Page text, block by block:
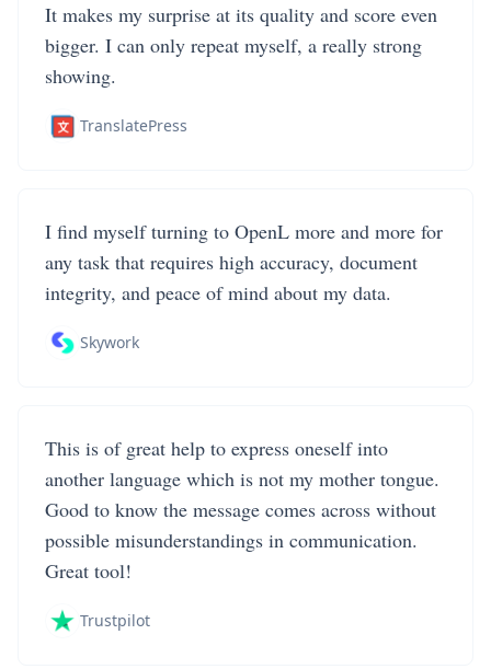
It makes my surprise at its quality and score even
bigger. I can only repeat myself, a really strong
showing.
TranslatePress
I find myself turning to OpenL more and more for
any task that requires high accuracy, document
integrity, and peace of mind about my data.
Skywork
This is of great help to express oneself into
another language which is not my mother tongue.
Good to know the message comes across without
possible misunderstandings in communication.
Great tool!
Trustpilot